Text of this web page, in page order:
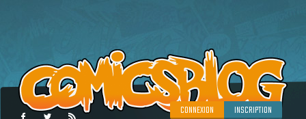
CONNEXION INSCRIPTION